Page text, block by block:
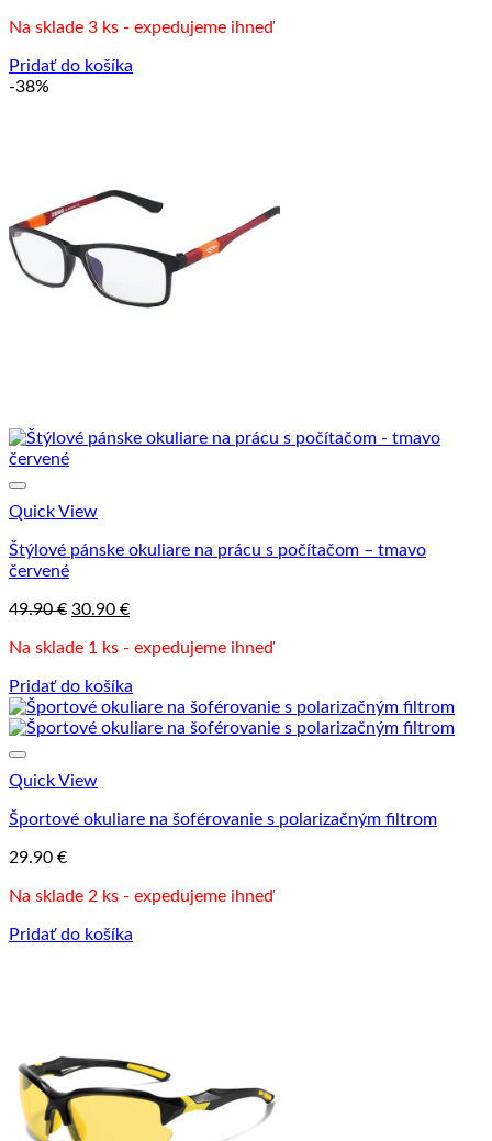
Na sklade 3 ks - expedujeme ihneď
Pridať do košíka
-38%
Quick View
Štýlové pánske okuliare na prácu s počítačom – tmavo
červené
49.90€ Pôvodná
bola:
30.90 €Aktuálna
je:
Na sklade 1 ks - expedujeme ihneď
Pridať do košíka
Quick View
Športové okuliare na šoférovanie s polarizačným filtrom
29.90 €
Na sklade 2 ks - expedujeme ihneď
Pridať do košíka